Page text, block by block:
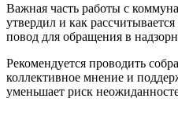
Важная часть работы с
утвердил и как
повод для обращения в
Рекомендуется проводить
коллективное мнение и
уменьшает риск